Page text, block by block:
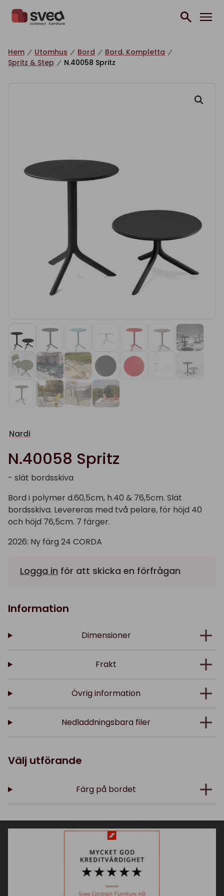
Hem Utomhus Bord
Bord, Kompletta
Spritz & Step
N.40058 Spritz
Nardi
N.40058 Spritz
- slät bordsskiva
Bord i polymer d.60,5cm, h.40 & 76,5cm. Slät
bordsskiva. Levereras med två pelare, för höjd 40
och höjd 76,5cm. 7 färger.
2026: Ny färg 24 CORDA
Logga in för att skicka en förfrågan
Information
Dimensioner
Frakt
Övrig information
Nedladdningsbara filer
Välj utförande
Färg på bordet